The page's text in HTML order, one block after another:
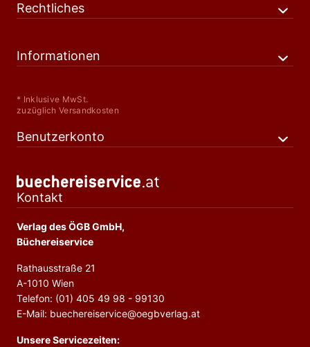
Rechtliches
Informationen
* Inklusive MwSt.
zuzüglich Versandkosten
Benutzerkonto
Kontakt
Verlag des ÖGB GmbH,
Büchereiservice
Rathausstraße 21
A-1010 Wien
Telefon: (01) 405 49 98 - 99130
E-Mail: buechereiservice@oegbverlag.at
Unsere Servicezeiten: